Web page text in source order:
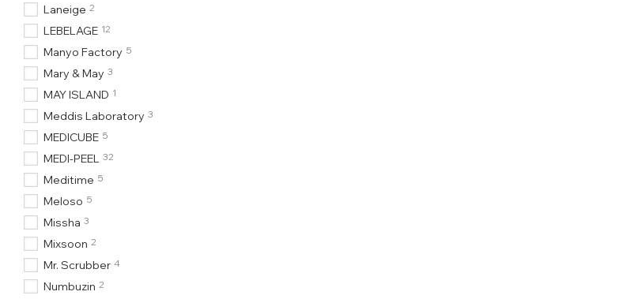
Laneige 2
LEBELAGE 12
Manyo Factory 5
Mary & May 3
MAY ISLAND 1
Meddis Laboratory 3
MEDICUBE 5
MEDI-PEEL 32
Meditime 5
Meloso 5
Missha 3
Mixsoon 2
Mr. Scrubber 4
Numbuzin 2